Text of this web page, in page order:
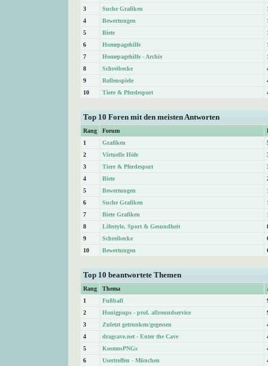
3
Suche Grafiken
4
Bewertungen
5
Biete
6
Homepagehilfe
7
Homepagehilfe - Archiv
8
Schreibecke
9
Rollenspiele
10
Tiere & Pferdesport
Top 10 Foren mit den meisten Antworten
Rang Forum
1
Grafiken
2
Virtuelle Höfe
3
Tiere & Pferdesport
4
Biete
5
Bewertungen
6
Suche Grafiken
7
Biete Grafiken
8
Lifestyle, Sport & Gesundheit
9
Schreibecke
10
Bewertungen
Top 10 beantwortete Themen
Rang Thema
1
Fußball
2
Honigpups - prof. allroundservice
3
Zuletzt getrunken/gegessen
4
dragcave.net - Enter the Cave
5
KosmosPNGs
6
Usertreffen - München